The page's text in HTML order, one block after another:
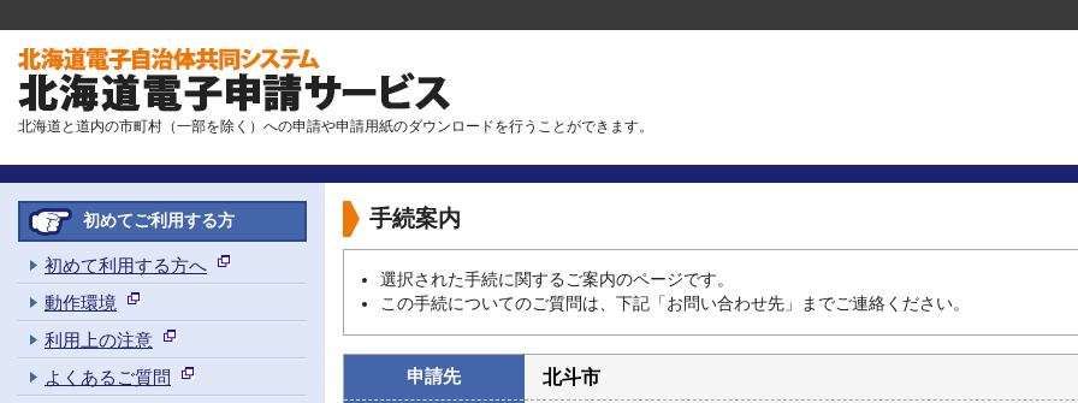
北海道と道内の市町村（一部を除く）への申請や申請用紙のダウンロードを行うことができます。
初めてご利用する方
初めて利用する方へ
動作環境
利用上の注意
よくあるご質問
手続案内
選択された手続に関するご案内のページです。
この手続についてのご質問は、下記「お問い合わせ先」までご連絡ください。
申請先 北斗市